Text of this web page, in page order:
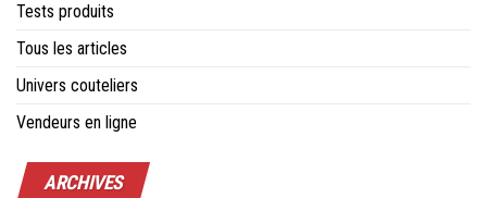
Tests produits
Tous les articles
Univers couteliers
Vendeurs en ligne
ARCHIVES